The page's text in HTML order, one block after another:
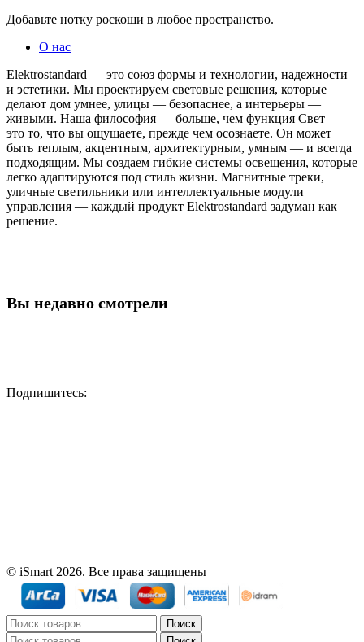
Добавьте нотку роскоши в любое пространство.
О нас
Elektrostandard — это союз формы и технологии, надежности
и эстетики. Мы проектируем световые решения, которые
делают дом умнее, улицы — безопаснее, а интерьеры —
живыми. Наша философия — больше, чем функция Свет —
это то, что вы ощущаете, прежде чем осознаете. Он может
быть теплым, акцентным, архитектурным, умным — и всегда
подходящим. Мы создаем гибкие системы освещения, которые
легко адаптируются под стиль жизни. Магнитные треки,
уличные светильники или интеллектуальные модули
управления — каждый продукт Elektrostandard задуман как
решение.
Вы недавно смотрели
Подпишитесь:
© iSmart 2026. Все права защищены
Поиск